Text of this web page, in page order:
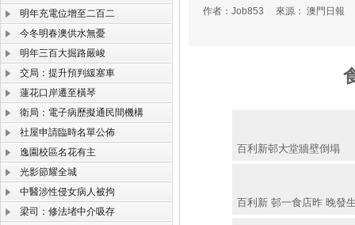
明年充電位增至二百二
今冬明春澳供水無憂
明年三百大掘路嚴峻
交局：提升預判緩塞車
蓮花口岸遷至橫琴
衛局：電子病歷擬通民間機構
社屋申請臨時名單公佈
逸園校區名花有主
光影節耀全城
中醫涉性侵女病人被拘
梁司：修法堵中介吸存
作者： Job853 來源： 澳門日報
百利新邨大堂牆壁倒塌
百利新 邨一食店昨 晚發